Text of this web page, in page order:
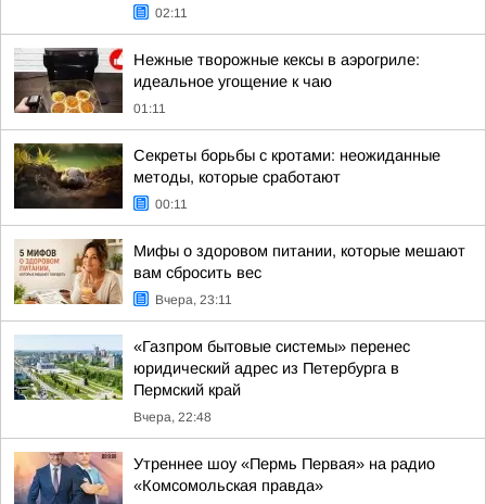
02:11
Нежные творожные кексы в аэрогриле:
идеальное угощение к чаю
01:11
Секреты борьбы с кротами: неожиданные
методы, которые сработают
00:11
Мифы о здоровом питании, которые мешают
вам сбросить вес
Вчера, 23:11
«Газпром бытовые системы» перенес
юридический адрес из Петербурга в
Пермский край
Вчера, 22:48
Утреннее шоу «Пермь Первая» на радио
«Комсомольская правда»